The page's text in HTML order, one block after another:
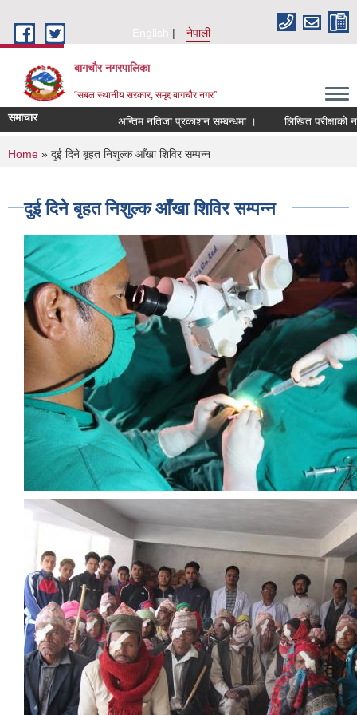
English
नेपाली
बागचौर नगरपालिका
“सबल स्थानीय सरकार, समृद्द बागचौर नगर”
समाचार अन्तिम नतिजा प्रकाशन सम्बन्धमा । लिखित परीक्षाको
You are here
Home » दुई दिने बृहत निशुल्क आँखा शिविर सम्पन्न
दुई दिने बृहत निशुल्क आँखा शिविर सम्पन्न